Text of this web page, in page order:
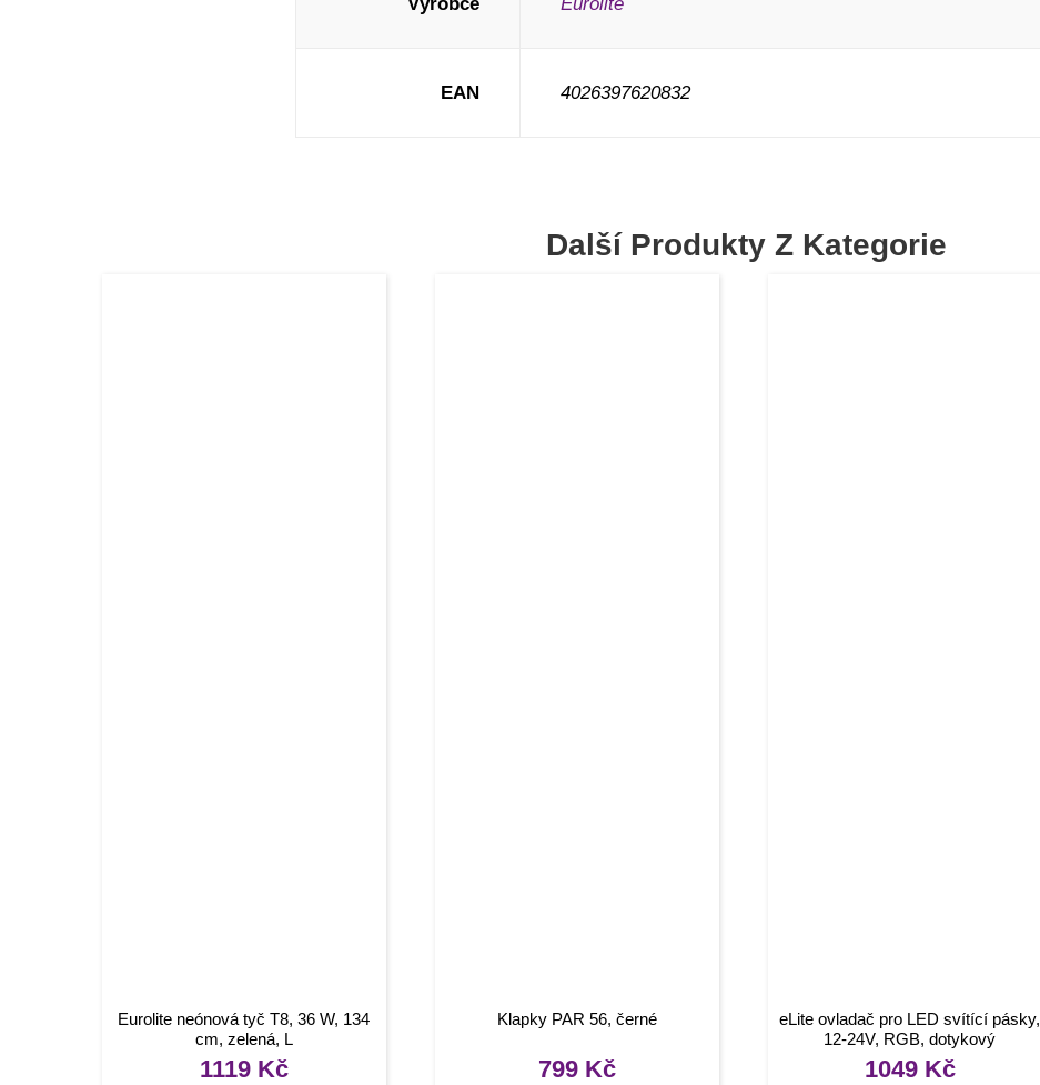
EAN 4026397620832
Další Produkty Z Kategorie
Eurolite neónová tyč T8, 36 W, 134
cm, zelená, L
1119 Kč
Klapky PAR 56, černé
799 Kč
eLite ovladač pro LED svítící pásky,
12-24V, RGB, dotykový
1049 Kč